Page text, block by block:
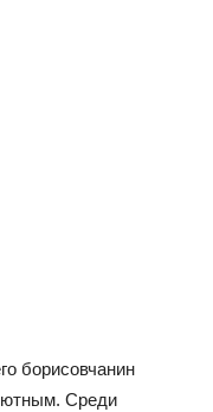
борисовчанин
Среди